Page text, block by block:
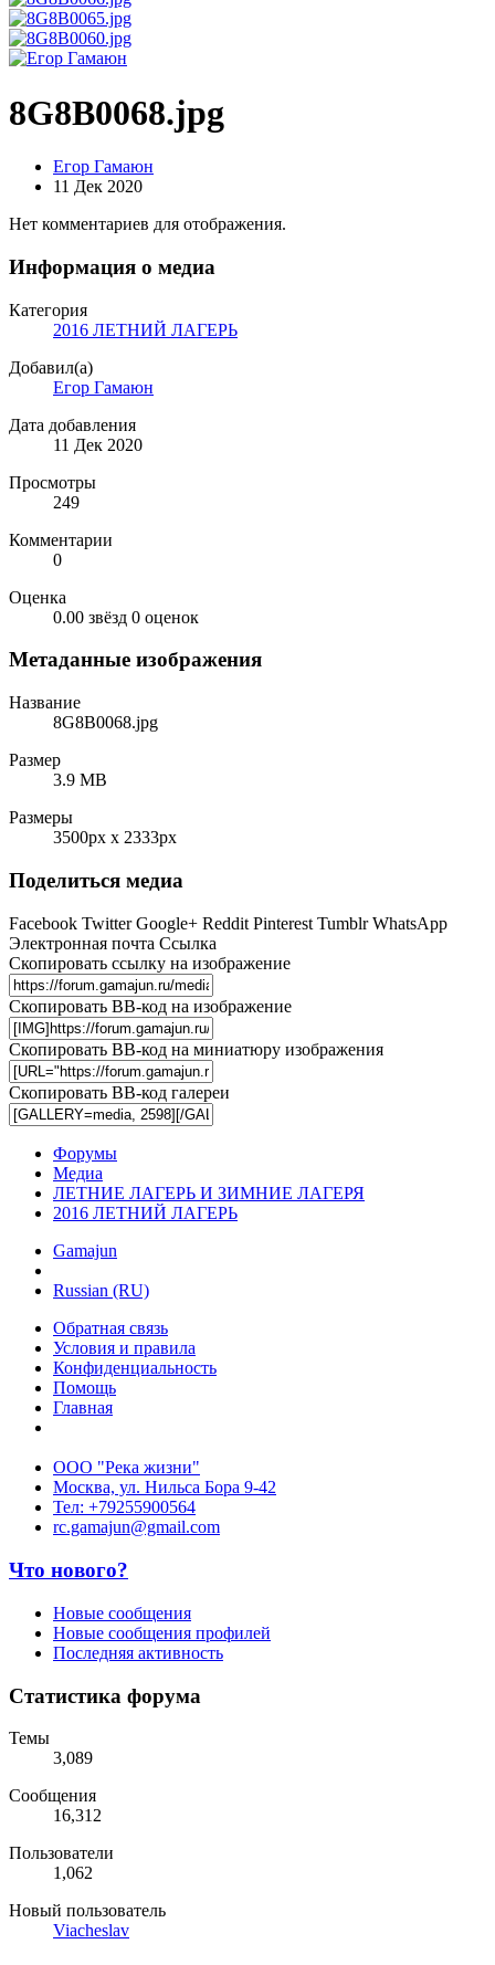
8G8B0068.jpg
Егор Гамаюн
11 Дек 2020
Нет комментариев для отображения.
Информация о медиа
Категория
2016 ЛЕТНИЙ ЛАГЕРЬ
Добавил(а)
Егор Гамаюн
Дата добавления
11 Дек 2020
Просмотры
249
Комментарии
0
Оценка
0.00 звёзд 0 оценок
Метаданные изображения
Название
8G8B0068.jpg
Размер
3.9 MB
Размеры
3500px x 2333px
Поделиться медиа
Facebook Twitter Google+ Reddit Pinterest Tumblr WhatsApp
Электронная почта Ссылка
Скопировать ссылку на изображение
Скопировать BB-код на изображение
Скопировать BB-код на миниатюру изображения
Скопировать BB-код галереи
Форумы
Медиа
ЛЕТНИЕ ЛАГЕРЬ И ЗИМНИЕ ЛАГЕРЯ
2016 ЛЕТНИЙ ЛАГЕРЬ
Gamajun
Russian (RU)
Обратная связь
Условия и правила
Конфиденциальность
Помощь
Главная
ООО "Река жизни"
Москва, ул. Нильса Бора 9-42
Тел: +79255900564
rc.gamajun@gmail.com
Что нового?
Новые сообщения
Новые сообщения профилей
Последняя активность
Статистика форума
Темы
3,089
Сообщения
16,312
Пользователи
1,062
Новый пользователь
Viacheslav